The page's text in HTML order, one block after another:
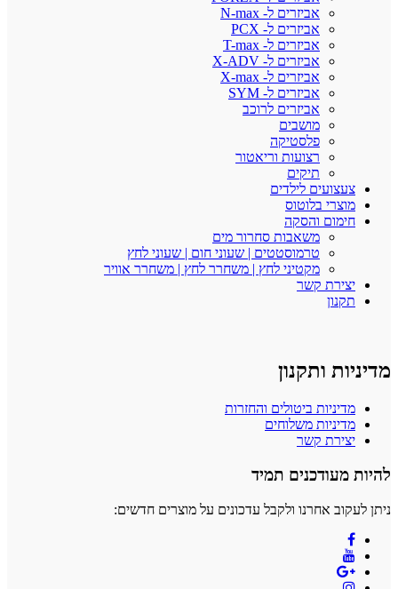
אביזרים ל- N-max
אביזרים ל- PCX
אביזרים ל- T-max
אביזרים ל- X-ADV
אביזרים ל- X-max
אביזרים ל- SYM
אביזרים לרוכב
מושבים
פלסטיקה
רצועות וריאטור
תיקים
צעצועים לילדים
מוצרי בלוטוס
חימום והסקה
משאבות סחרור מים
טרמוסטטים | שעוני חום | שעוני לחץ
מקטיני לחץ | משחרר לחץ | משחרר אוויר
יצירת קשר
תקנון
מדיניות ותקנון
מדיניות ביטולים והחזרות
מדיניות משלוחים
יצירת קשר
להיות מעודכנים תמיד
ניתן לעקוב אחרנו ולקבל עדכונים על מוצרים חדשים: